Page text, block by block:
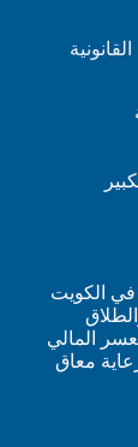
الكويت
المالي
معاق